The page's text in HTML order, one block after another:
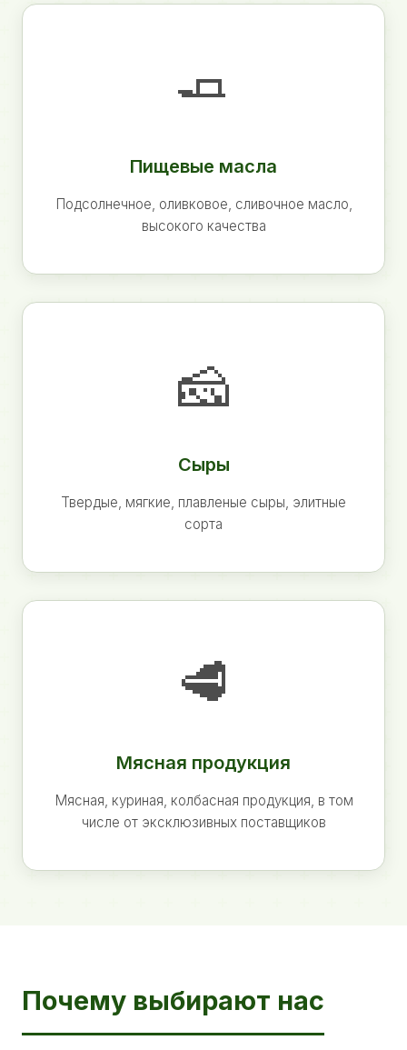
🧈
Пищевые масла
Подсолнечное, оливковое, сливочное масло,
высокого качества
🧀
Сыры
Твердые, мягкие, плавленые сыры, элитные
сорта
🥩
Мясная продукция
Мясная, куриная, колбасная продукция, в том
числе от эксклюзивных поставщиков
Почему выбирают нас